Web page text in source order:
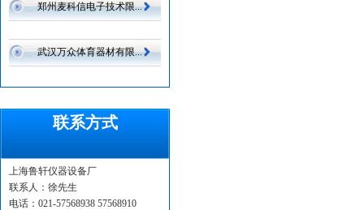
郑州麦科信电子技术限...
武汉万众体育器材有限...
联系方式
上海鲁轩仪器设备厂
联系人：徐先生
电话：021-57568938 57568910